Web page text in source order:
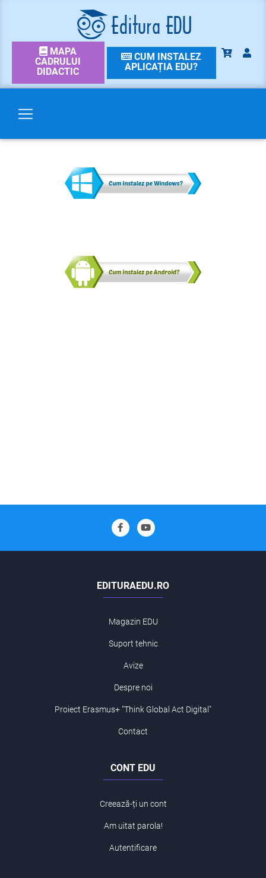
MAPA
CADRULUI
DIDACTIC
CUM INSTALEZ
APLICAȚIA EDU?
EDITURAEDU.RO
Magazin EDU
Suport tehnic
Avize
Despre noi
Proiect Erasmus+ "Think Global Act Digital"
Contact
CONT EDU
Creează-ți un cont
Am uitat parola!
Autentificare